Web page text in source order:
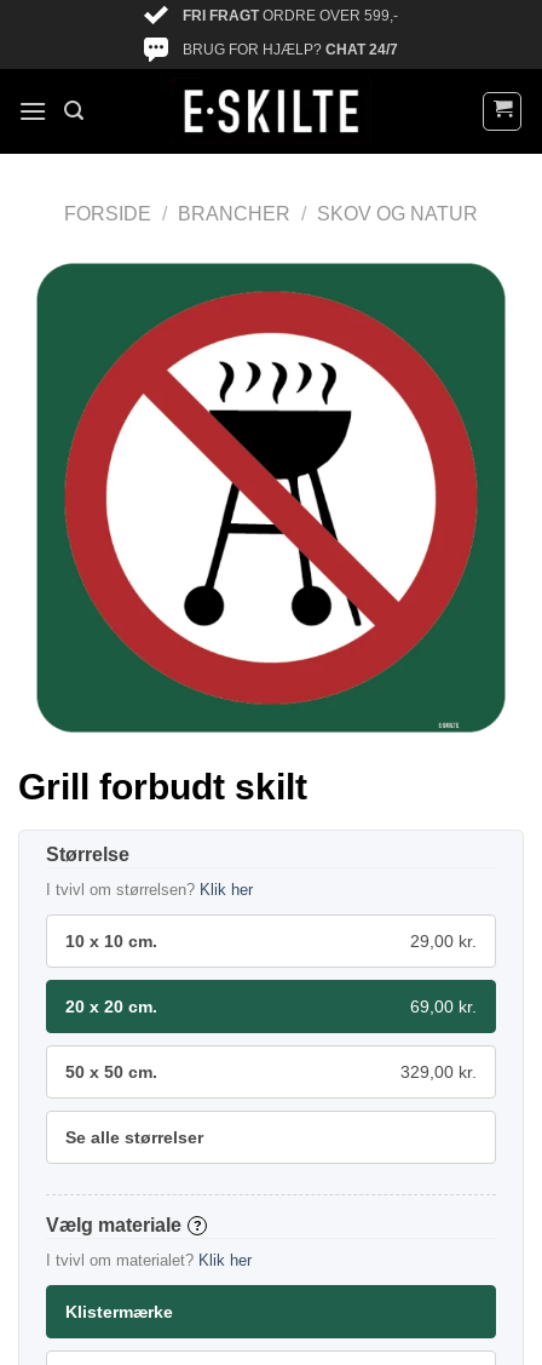
FRI FRAGTORDRE OVER 599,-
BRUG FOR HJÆLP? CHAT 24/7
FORSIDE / BRANCHER / SKOV OG NATUR
Grill forbudt skilt
Størrelse
I tvivl om størrelsen? Klik her
10 x 10 cm. 29,00 kr.
20 x 20 cm. 69,00 kr.
50 x 50 cm. 329,00 kr.
Se alle størrelser
materiale ?
I tvivl om materialet? Klik her
Klistermærke